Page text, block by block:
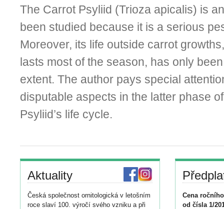
The Carrot Psyliid (Trioza apicalis) is
been studied because it is a serious
Moreover, its life outside carrot
lasts most of the season, has only
extent. The author pays special
disputable aspects in the latter phase
Psyliid’s life cycle.
Aktuality
Česká společnost ornitologická v letošním
roce slaví 100. výročí svého vzniku a při
Cena
od čísla 1/